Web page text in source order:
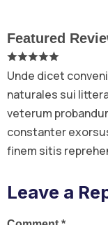
Featured
Unde dicet
naturales sui
veterum
constanter
finem sitis
Leave a